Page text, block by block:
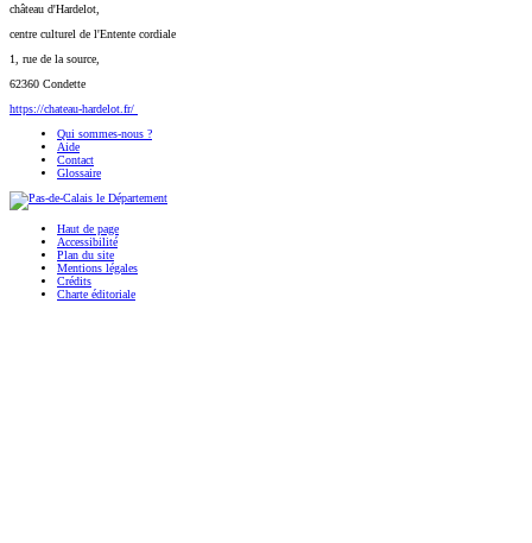
château d'Hardelot,
centre culturel de l'Entente cordiale
1, rue de la source,
62360 Condette
https://chateau-hardelot.fr/
Qui sommes-nous ?
Aide
Contact
Glossaire
Haut de page
Accessibilité
Plan du site
Mentions légales
Crédits
Charte éditoriale